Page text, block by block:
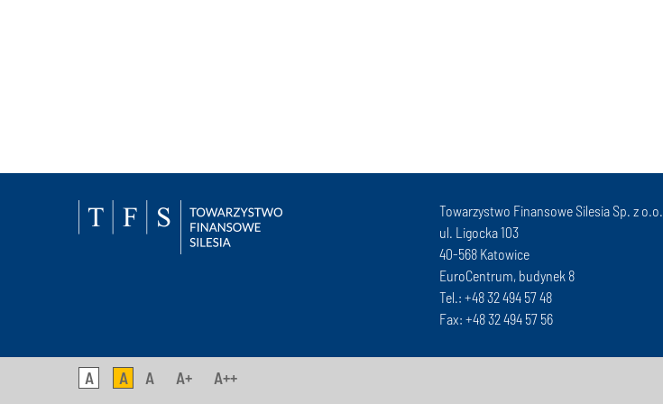
Towarzystwo Finansowe Silesia Sp. z o.o.
ul. Ligocka 103
40-568 Katowice
EuroCentrum, budynek 8
Tel.: +48 32 494 57 48
Fax: +48 32 494 57 56
A A A A+ A++